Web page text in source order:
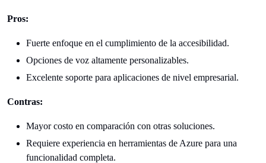
Pros:
Fuerte enfoque en el cumplimiento de la accesibilidad.
Opciones de voz altamente personalizables.
Excelente soporte para aplicaciones de nivel empresarial.
Contras:
Mayor costo en comparación con otras soluciones.
Requiere experiencia en herramientas de Azure para una
funcionalidad completa.